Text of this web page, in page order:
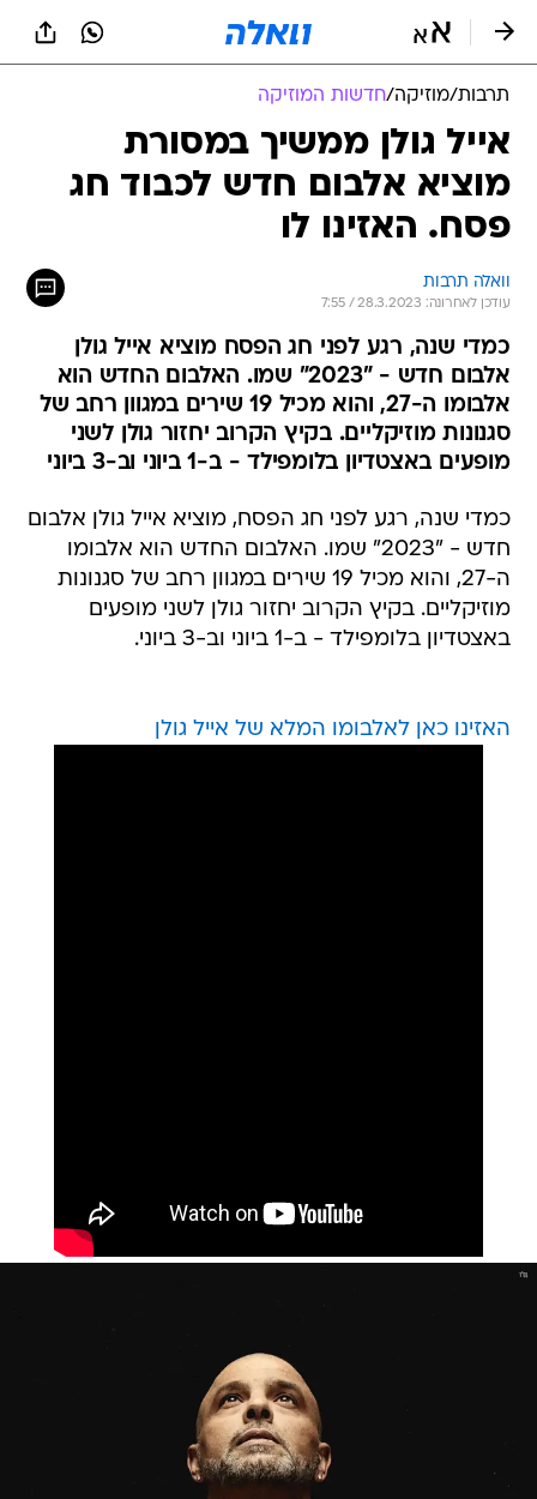
תרבות/מוזיקה/חדשות המוזיקה
אייל גולן ממשיך במסורת
מוציא אלבום חדש לכבוד חג
פסח. האזינו לו
וואלה תרבות
עודכן לאחרונה: 28.3.2023 / 7:55
כמדי שנה, רגע לפני חג הפסח מוציא אייל גולן
אלבום חדש - "2023" שמו. האלבום החדש הוא
אלבומו ה-27, והוא מכיל 19 שירים במגוון רחב של
סגנונות מוזיקליים. בקיץ הקרוב יחזור גולן לשני
מופעים באצטדיון בלומפילד - ב-1 ביוני וב-3 ביוני
כמדי שנה, רגע לפני חג הפסח, מוציא אייל גולן אלבום
חדש - "2023" שמו. האלבום החדש הוא אלבומו
ה-27, והוא מכיל 19 שירים במגוון רחב של סגנונות
מוזיקליים. בקיץ הקרוב יחזור גולן לשני מופעים
באצטדיון בלומפילד - ב-1 ביוני וב-3 ביוני.
האזינו כאן לאלבומו המלא של אייל גולן